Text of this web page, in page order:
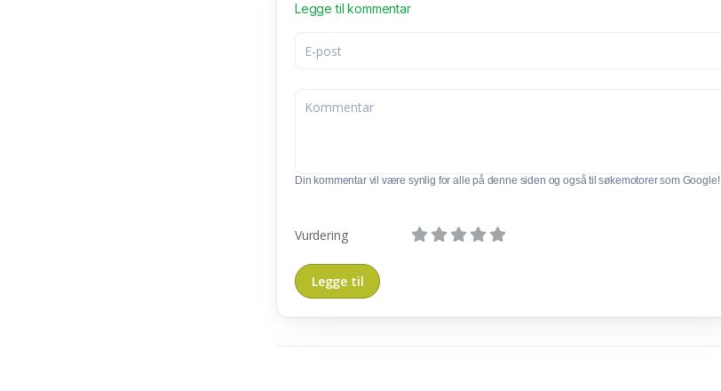
Legge til kommentar
Din kommentar vil være synlig for alle på denne siden og også til søkemotorer som Google!
Vurdering